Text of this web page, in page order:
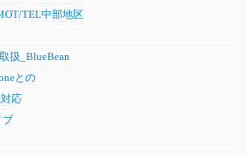
TEL中部地区
扱_BlueBean
との
応
ブ